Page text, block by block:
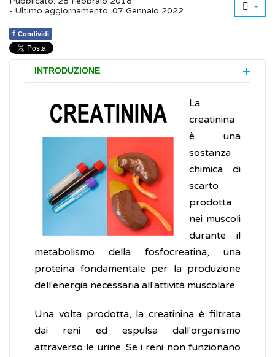
- Ultimo aggiornamento: 07 Gennaio 2022
f Condividi
INTRODUZIONE
La
creatinina
è una
sostanza
chimica di
scarto
prodotta
nei muscoli
durante il
metabolismo della fosfocreatina, una
proteina fondamentale per la produzione
dell'energia necessaria all'attività muscolare.
Una volta prodotta, la creatinina è filtrata
dai reni ed espulsa dall'organismo
attraverso le urine. Se i reni non funzionano